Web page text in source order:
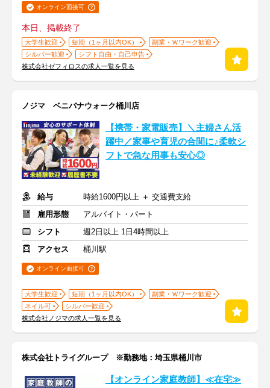
オンライン面接可
本日、掲載終了
大学生歓迎 短期（1ヶ月以内OK）
副業・Ｗワーク歓迎
シルバー歓迎
シフト自由・自己申告
株式会社ゼフィロスの求人一覧を見る
ノジマ ベニバナウォーク桶川店
【携帯・家電販売】＼主婦さん活
躍中／家事や育児の合間に♪柔軟シ
フトで急な用事も安心◎
給与
時給1600円以上 ＋ 交通費支給
雇用形態
アルバイト・パート
シフト
週2日以上 1日4時間以上
アクセス
桶川駅
オンライン面接可
大学生歓迎 短期（1ヶ月以内OK）
副業・Ｗワーク歓迎
ネイル可
シルバー歓迎
株式会社ノジマの求人一覧を見る
株式会社トライグループ ※勤務地：埼玉県桶川市
【オンライン家庭教師】≪在宅≫